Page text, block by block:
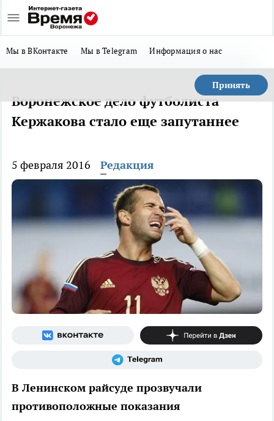
Мы в ВКонтакте Мы в Telegram Информация о нас
Принять
Воронежское дело футболиста
Кержакова стало еще запутаннее
5 февраля 2016 Редакция
В Ленинском райсуде прозвучали
противоположные показания